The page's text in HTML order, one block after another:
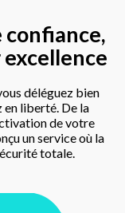
confiance,
déléguez bien
en liberté. De la
de votre
un service où la
totale.